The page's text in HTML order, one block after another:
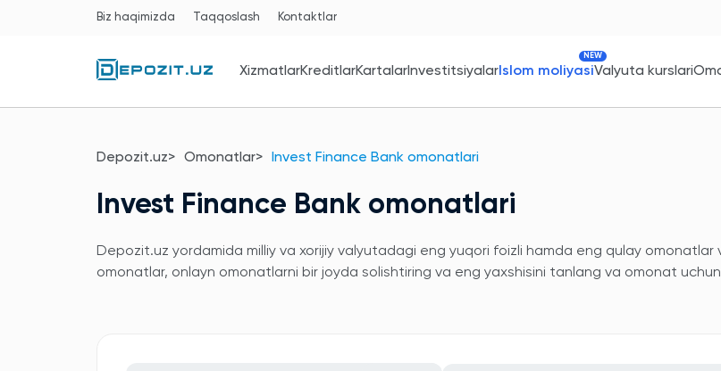
Biz haqimizda Taqqoslash Kontaktlar
XizmatlarKreditlarKartalarInvestitsiyalarIslom moliyasi
NEW
Valyuta kurslari
Depozit.uz Omonatlar Invest Finance Bank omonatlari
Invest Finance Bank omonatlari
Depozit.uz yordamida milliy va xorijiy valyutadagi eng yuqori foizli hamda eng qulay
omonatlar, onlayn omonatlarni bir joyda solishtiring va eng yaxshisini tanlang va omonat